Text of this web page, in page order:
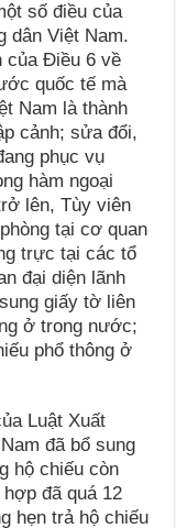
số điều của
dân Việt Nam.
của Điều 6 về
quốc tế mà
Nam là thành
cảnh; sửa đổi,
phục vụ
hàm ngoại
lên, Tùy viên
tại cơ quan
trực tại các tổ
đại diện lãnh
giấy tờ liên
ở trong nước;
phổ thông ở
Luật Xuất
đã bổ sung
hộ chiếu còn
đã quá 12
hẹn trả hộ chiếu